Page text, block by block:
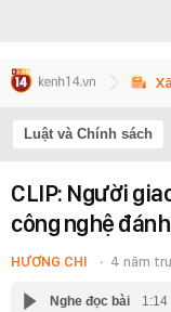
Luật và Chính sách
CLIP: Người
công nghệ
HƯƠNG CHI 4 năm
Nghe đọc bài 1:14